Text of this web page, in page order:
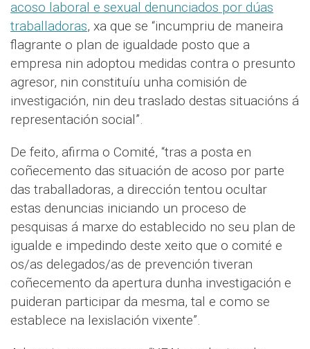
acoso laboral e sexual denunciados por dúas
traballadoras, xa que se “incumpriu de maneira
flagrante o plan de igualdade posto que a
empresa nin adoptou medidas contra o presunto
agresor, nin constituíu unha comisión de
investigación, nin deu traslado destas situacións á
representación social”.
De feito, afirma o Comité, “tras a posta en
coñecemento das situación de acoso por parte
das traballadoras, a dirección tentou ocultar
estas denuncias iniciando un proceso de
pesquisas á marxe do establecido no seu plan de
igualde e impedindo deste xeito que o comité e
os/as delegados/as de prevención tiveran
coñecemento da apertura dunha investigación e
puideran participar da mesma, tal e como se
establece na lexislación vixente”.